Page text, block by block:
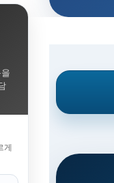
게